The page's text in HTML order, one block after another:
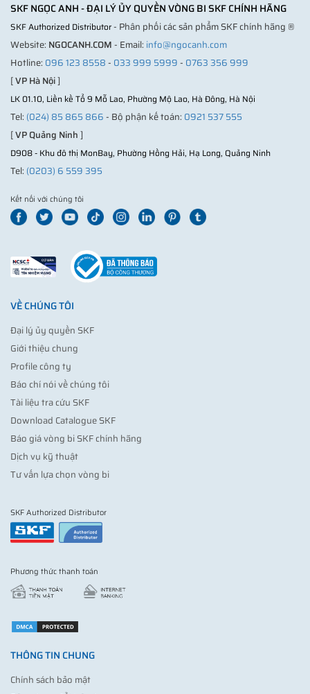
SKF NGỌC ANH - ĐẠI LÝ ỦY QUYỀN VÒNG BI SKF CHÍNH HÃNG
SKF Authorized Distributor- Phân phối các sản phẩm SKF chính hãng ®
Website: NGOCANH.COM- Email: info@ngocanh.com
Hotline: 096 123 8558- 033 999 5999- 0763 356 999
[VP Hà Nội]
LK 01.10, Liền kề Tổ 9 Mỗ Lao, Phường Mộ Lao, Hà Đông, Hà Nội
Tel: (024) 85 865 866- Bộ phận kế toán: 0921 537 555
[VP Quảng Ninh]
D908 - Khu đô thị MonBay, Phường Hồng Hải, Hạ Long, Quảng Ninh
Tel: (0203) 6 559 395
Kết nối với chúng tôi
VỀ CHÚNG TÔI
Đại lý ủy quyền SKF
Giới thiệu chung
Profile công ty
Báo chí nói về chúng tôi
Tài liệu tra cứu SKF
Download Catalogue SKF
Báo giá vòng bi SKF chính hãng
Dịch vụ kỹ thuật
Tư vấn lựa chọn vòng bi
SKF Authorized Distributor
Phương thức thanh toán
THÔNG TIN CHUNG
Chính sách bảo mật